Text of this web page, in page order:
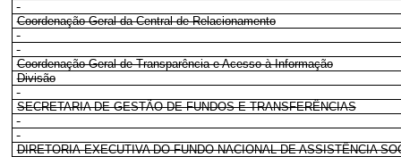
Coordenação-Geral da Central de Relacionamento
Coordenação-Geral de Transparência e Acesso à Informação
Divisão
SECRETARIA DE GESTÃO DE FUNDOS E TRANSFERÊNCIAS
DIRETORIA-EXECUTIVA DO FUNDO NACIONAL DE ASSISTÊNCIA